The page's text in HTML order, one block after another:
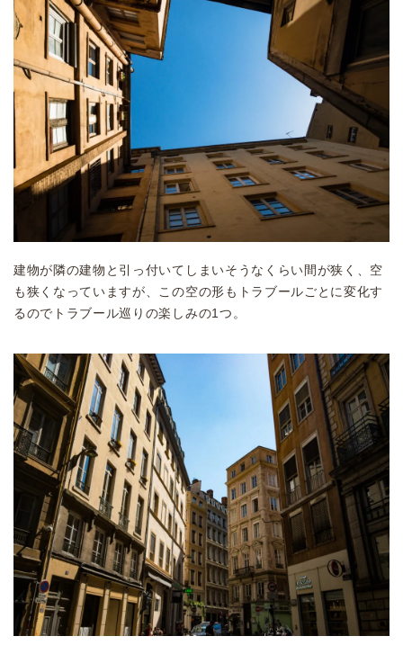
建物が隣の建物と引っ付いてしまいそうなくらい間が狭く、空
も狭くなっていますが、この空の形もトラブールごとに変化す
るのでトラブール巡りの楽しみの1つ。